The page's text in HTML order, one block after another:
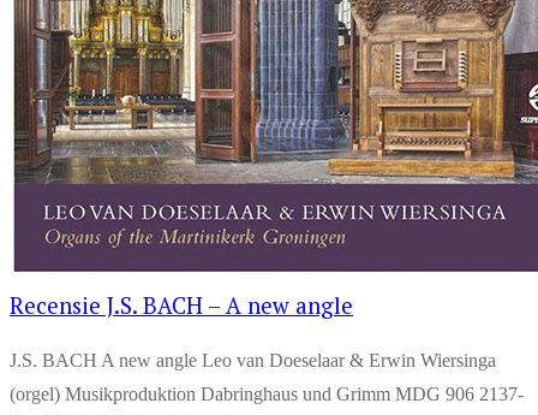
Recensie J.S. BACH – A new angle
J.S. BACH A new angle Leo van Doeselaar & Erwin Wiersinga
(orgel) Musikproduktion Dabringhaus und Grimm MDG 906 2137-